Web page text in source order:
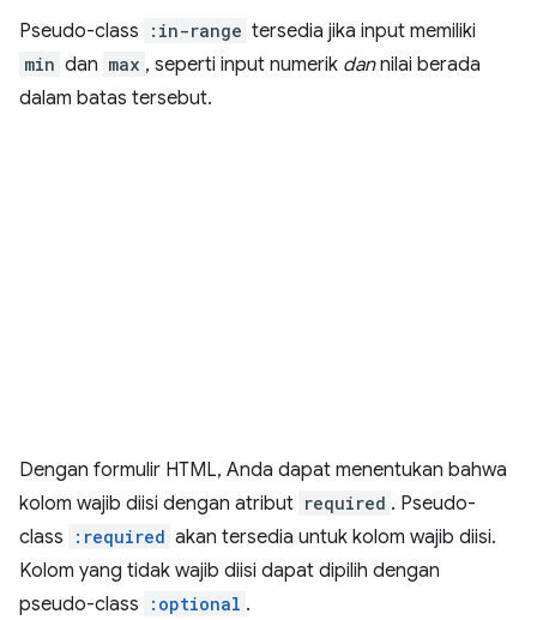
Pseudo-class :in-range tersedia jika input memiliki
min dan max , seperti input numerik dannilai berada
dalam batas tersebut.
Dengan formulir HTML, Anda dapat menentukan bahwa
kolom wajib diisi dengan atribut required . Pseudo-
class
:required akan tersedia untuk kolom wajib diisi.
Kolom yang tidak wajib diisi dapat dipilih dengan
pseudo-class
:optional .